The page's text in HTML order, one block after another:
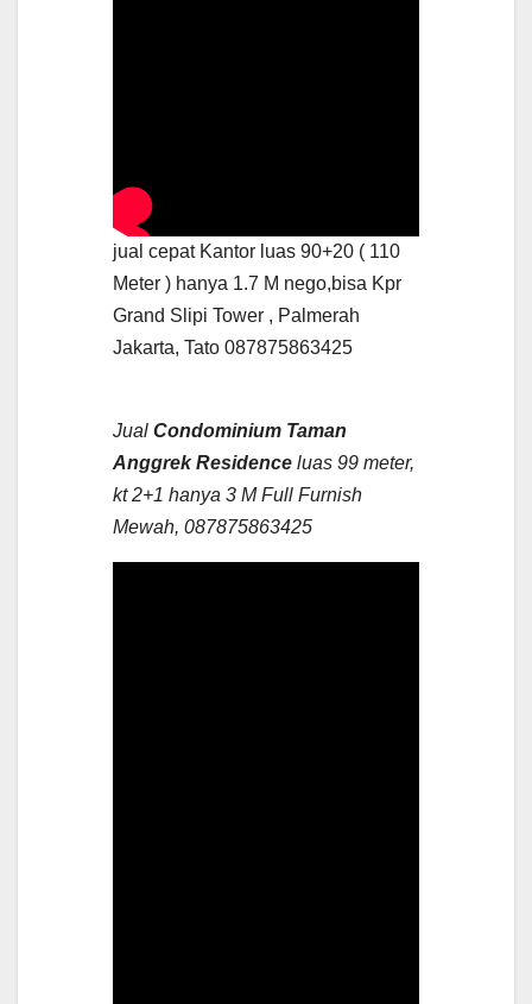
jual cepat Kantor luas 90+20 ( 110
Meter ) hanya 1.7 M nego,bisa Kpr
Grand Slipi Tower , Palmerah
Jakarta, Tato 087875863425
Jual Condominium Taman
Anggrek Residence luas 99 meter,
kt 2+1 hanya 3 M Full Furnish
Mewah, 087875863425